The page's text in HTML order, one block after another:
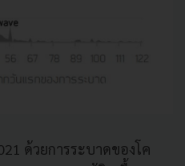
ด้วยการระบาดของโค